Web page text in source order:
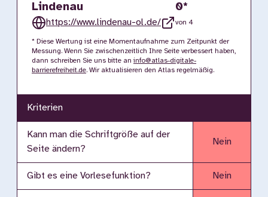
Lindenau
https://www.lindenau-ol.de/
0*
von 4
* Diese Wertung ist eine Momentaufnahme zum Zeitpunkt der
Messung. Wenn Sie zwischenzeitlich Ihre Seite verbessert haben,
dann schreiben Sie uns bitte an info@atlas-digitale-
barrierefreiheit.de. Wir aktualisieren den Atlas regelmäßig.
Kriterien
Kann man die Schriftgröße auf der
Seite ändern?
Nein
Gibt es eine Vorlesefunktion? Nein